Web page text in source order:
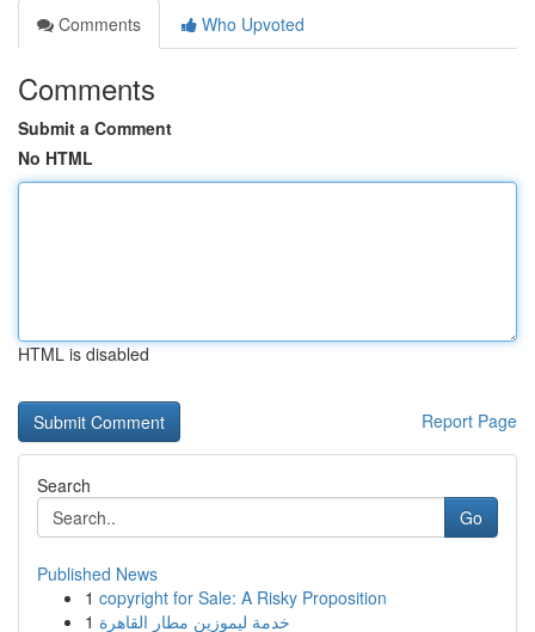
Comments
Who Upvoted
Comments
Submit a Comment
No HTML
HTML is disabled
Report Page
Search
Go
Published News
1 copyright for Sale: A Risky Proposition
1 خدمة ليموزين مطار القاهرة